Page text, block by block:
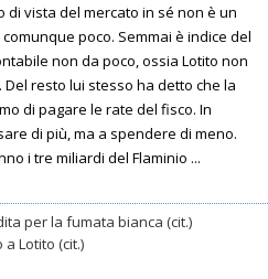
vista del mercato in sé non è un
poco. Semmai è indice del
non da poco, ossia Lotito non
resto lui stesso ha detto che la
di pagare le rate del fisco. In
di più, ma a spendere di meno.
i tre miliardi del Flaminio ...
per la fumata bianca (cit.)
Lotito (cit.)